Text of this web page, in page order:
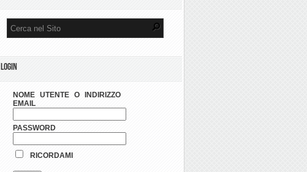
LOGIN
NOME UTENTE O INDIRIZZO
EMAIL
PASSWORD
RICORDAMI